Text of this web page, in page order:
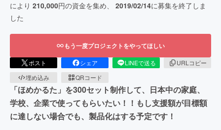
により 210,000円の資金を集め、 2019/02/14に募集を終了しま
した
もう一度プロジェクトをやってほしい
ポスト シェア LINEで送る
URLコピー
埋め込み
QRコード
「ほめかるた」を300セット制作して、日本中の家庭、
学校、企業で使ってもらいたい！！もし支援額が目標額
に達しない場合でも、製品化はする予定です！